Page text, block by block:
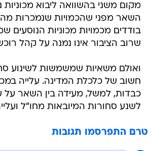
מקום משני בהשוואה ליבוא מכוניות
השאר מפני שהכמויות שנמכרות
בודדים מכמויות מכוניות הנוסעים
שרוב הציבור אינו נמנה על קהל
ואולם משאיות שמשמשות לשינוע
חשוב של כלכלת המדינה. עלייה
כבדות, למשל, מעידה בין השאר על
לשנע סחורות המיובאות מחו"ל
טרם התפרסמו תגובות